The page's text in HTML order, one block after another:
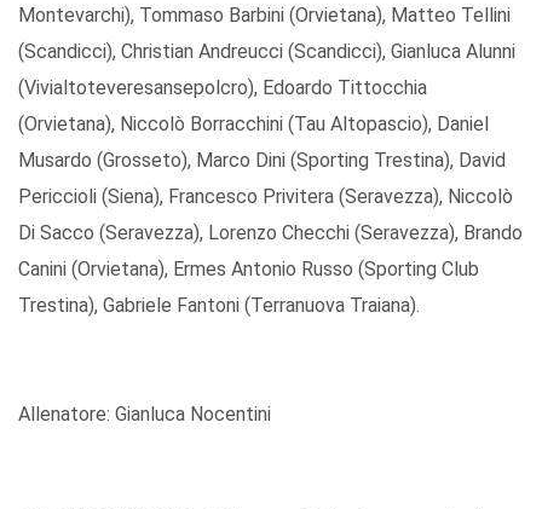
Montevarchi), Tommaso Barbini (Orvietana), Matteo Tellini
(Scandicci), Christian Andreucci (Scandicci), Gianluca Alunni
(Vivialtoteveresansepolcro), Edoardo Tittocchia
(Orvietana), Niccolò Borracchini (Tau Altopascio), Daniel
Musardo (Grosseto), Marco Dini (Sporting Trestina), David
Periccioli (Siena), Francesco Privitera (Seravezza), Niccolò
Di Sacco (Seravezza), Lorenzo Checchi (Seravezza), Brando
Canini (Orvietana), Ermes Antonio Russo (Sporting Club
Trestina), Gabriele Fantoni (Terranuova Traiana).
Allenatore: Gianluca Nocentini